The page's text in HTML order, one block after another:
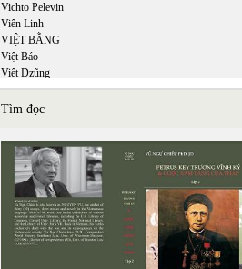
Vichto Pelevin
Viên Linh
VIỆT BẰNG
Việt Báo
Việt Dzũng
Việt Khang
VIỆT MINH
Việt Phương
VIỆT TRÚC
VIETNAM FILM CLUB
VIETNAM FILM CLUB, CHU LYNH, THỤY
VIETNAM.NET
VĨNH HẢO
VĨNH THÔNG
Tìm đọc